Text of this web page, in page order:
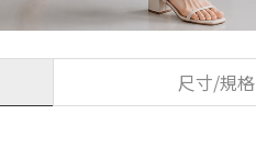
尺寸/規格